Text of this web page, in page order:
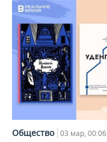
Общество 03 мар, 00:06